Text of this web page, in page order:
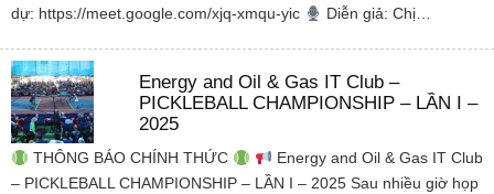
dự: https://meet.google.com/xjq-xmqu-yic
Diễn giả: Chị…
Energy and Oil & Gas IT Club –
PICKLEBALL CHAMPIONSHIP – LẦN I –
2025
THÔNG BÁO CHÍNH THỨC
Energy and Oil & Gas IT Club
– PICKLEBALL CHAMPIONSHIP – LẦN I – 2025 Sau nhiều giờ họp